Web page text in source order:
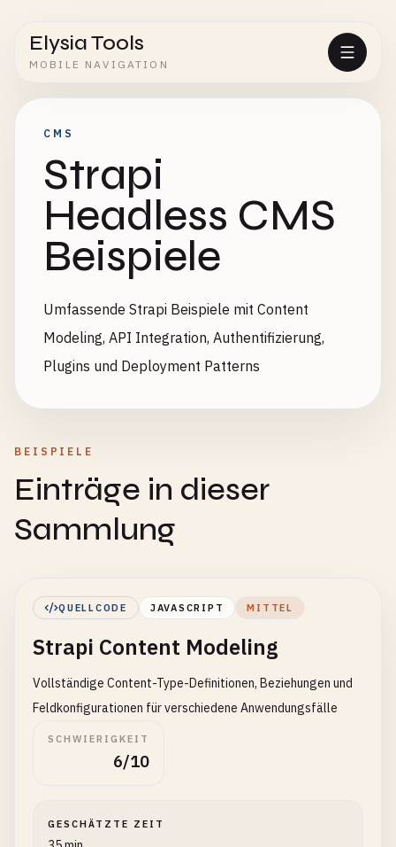
Elysia Tools
MOBILE NAVIGATION
CMS
Strapi
Headless CMS
Beispiele
Umfassende Strapi Beispiele mit Content
Modeling, API Integration, Authentifizierung,
Plugins und Deployment Patterns
BEISPIELE
Einträge in dieser
Sammlung
QUELLCODE JAVASCRIPT MITTEL
Strapi Content Modeling
Vollständige Content-Type-Definitionen, Beziehungen und
Feldkonfigurationen für verschiedene Anwendungsfälle
SCHWIERIGKEIT
6/10
GESCHÄTZTE ZEIT